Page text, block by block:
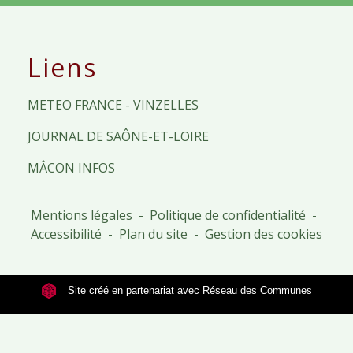
Liens
METEO FRANCE - VINZELLES
JOURNAL DE SAÔNE-ET-LOIRE
MÂCON INFOS
Mentions légales - Politique de confidentialité -
Accessibilité - Plan du site - Gestion des cookies
Site créé en partenariat avec Réseau des Communes